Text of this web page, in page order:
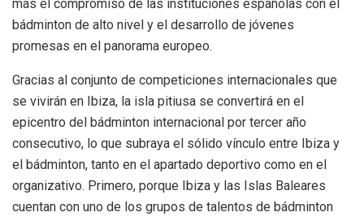
más el compromiso de las instituciones españolas con el
bádminton de alto nivel y el desarrollo de jóvenes
promesas en el panorama europeo.
Gracias al conjunto de competiciones internacionales que
se vivirán en Ibiza, la isla pitiusa se convertirá en el
epicentro del bádminton internacional por tercer año
consecutivo, lo que subraya el sólido vínculo entre Ibiza y
el bádminton, tanto en el apartado deportivo como en el
organizativo. Primero, porque Ibiza y las Islas Baleares
cuentan con uno de los grupos de talentos de bádminton